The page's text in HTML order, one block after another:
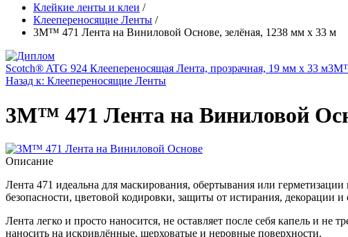
Клейкие ленты и клеи /
Клеепереносящие Ленты /
3M™ 471 Лента на Виниловой Основе, зелёная, 1238 мм х 33 м
Scotch® ATG 924 Клеепереносящая Лента, прозрачная, 19 мм x 33 м
Назад к: Клеепереносящие Ленты
3M™ 471 Лента на Виниловой
Описание
Лента 471 идеальна для маскирования, обертывания или
безопасности, цветовой кодировки, защиты от истирания, декорации
Лента легко и просто наносится, не оставляет после себя капель и
наносить на искривлённые, шерховатые и неровные поверхности.